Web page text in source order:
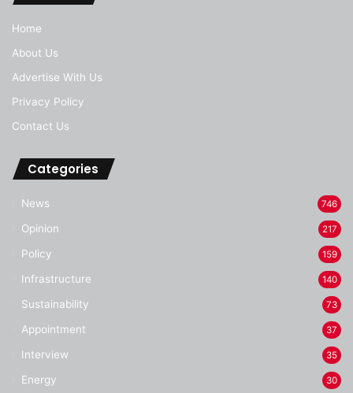
Home
About Us
Advertise With Us
Privacy Policy
Contact Us
Categories
News 746
Opinion 217
Policy 159
Infrastructure 140
Sustainability 73
Appointment 37
Interview 35
Energy 30